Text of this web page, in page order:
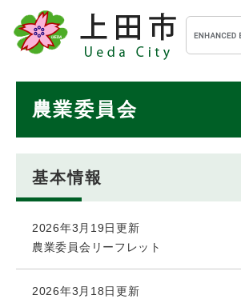
メニューを飛ばして本文へ
キ
ー
ワ
農業委員会
基本情報
2026年3月19日更新
農業委員会リーフレット
2026年3月18日更新